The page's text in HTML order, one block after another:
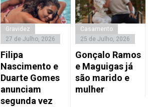
Gravidez
27 de Julho, 2026
Filipa
Nascimento e
Duarte Gomes
anunciam
segunda vez
Casamento
25 de Julho, 2026
Gonçalo Ramos
e Maguigas já
são marido e
mulher